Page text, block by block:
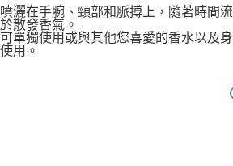
資料（包含姓名、電話或地址）提供予台灣大哥
由本公司與您本人進行分期帳單所需資料之確認
3.完整用戶服務條款，請詳閱以下連結：https://
※ 交易是否成功請以「AFTEE先享後付 」之結帳
是否繳費成功／繳費後需取消欲退款等相關疑問
客戶支援中心」https://
易，需依本服務之必要範圍內提供個人資料，並
京站台北店客服中心(1F星巴克旁) 即日起
請自備購物袋，若需購買紙袋可現場詢問
免運費
噴灑在手腕、頸部和脈搏上，隨著時間
於散發香氣。
可單獨使用或與其他您喜愛的香水以及
使用。